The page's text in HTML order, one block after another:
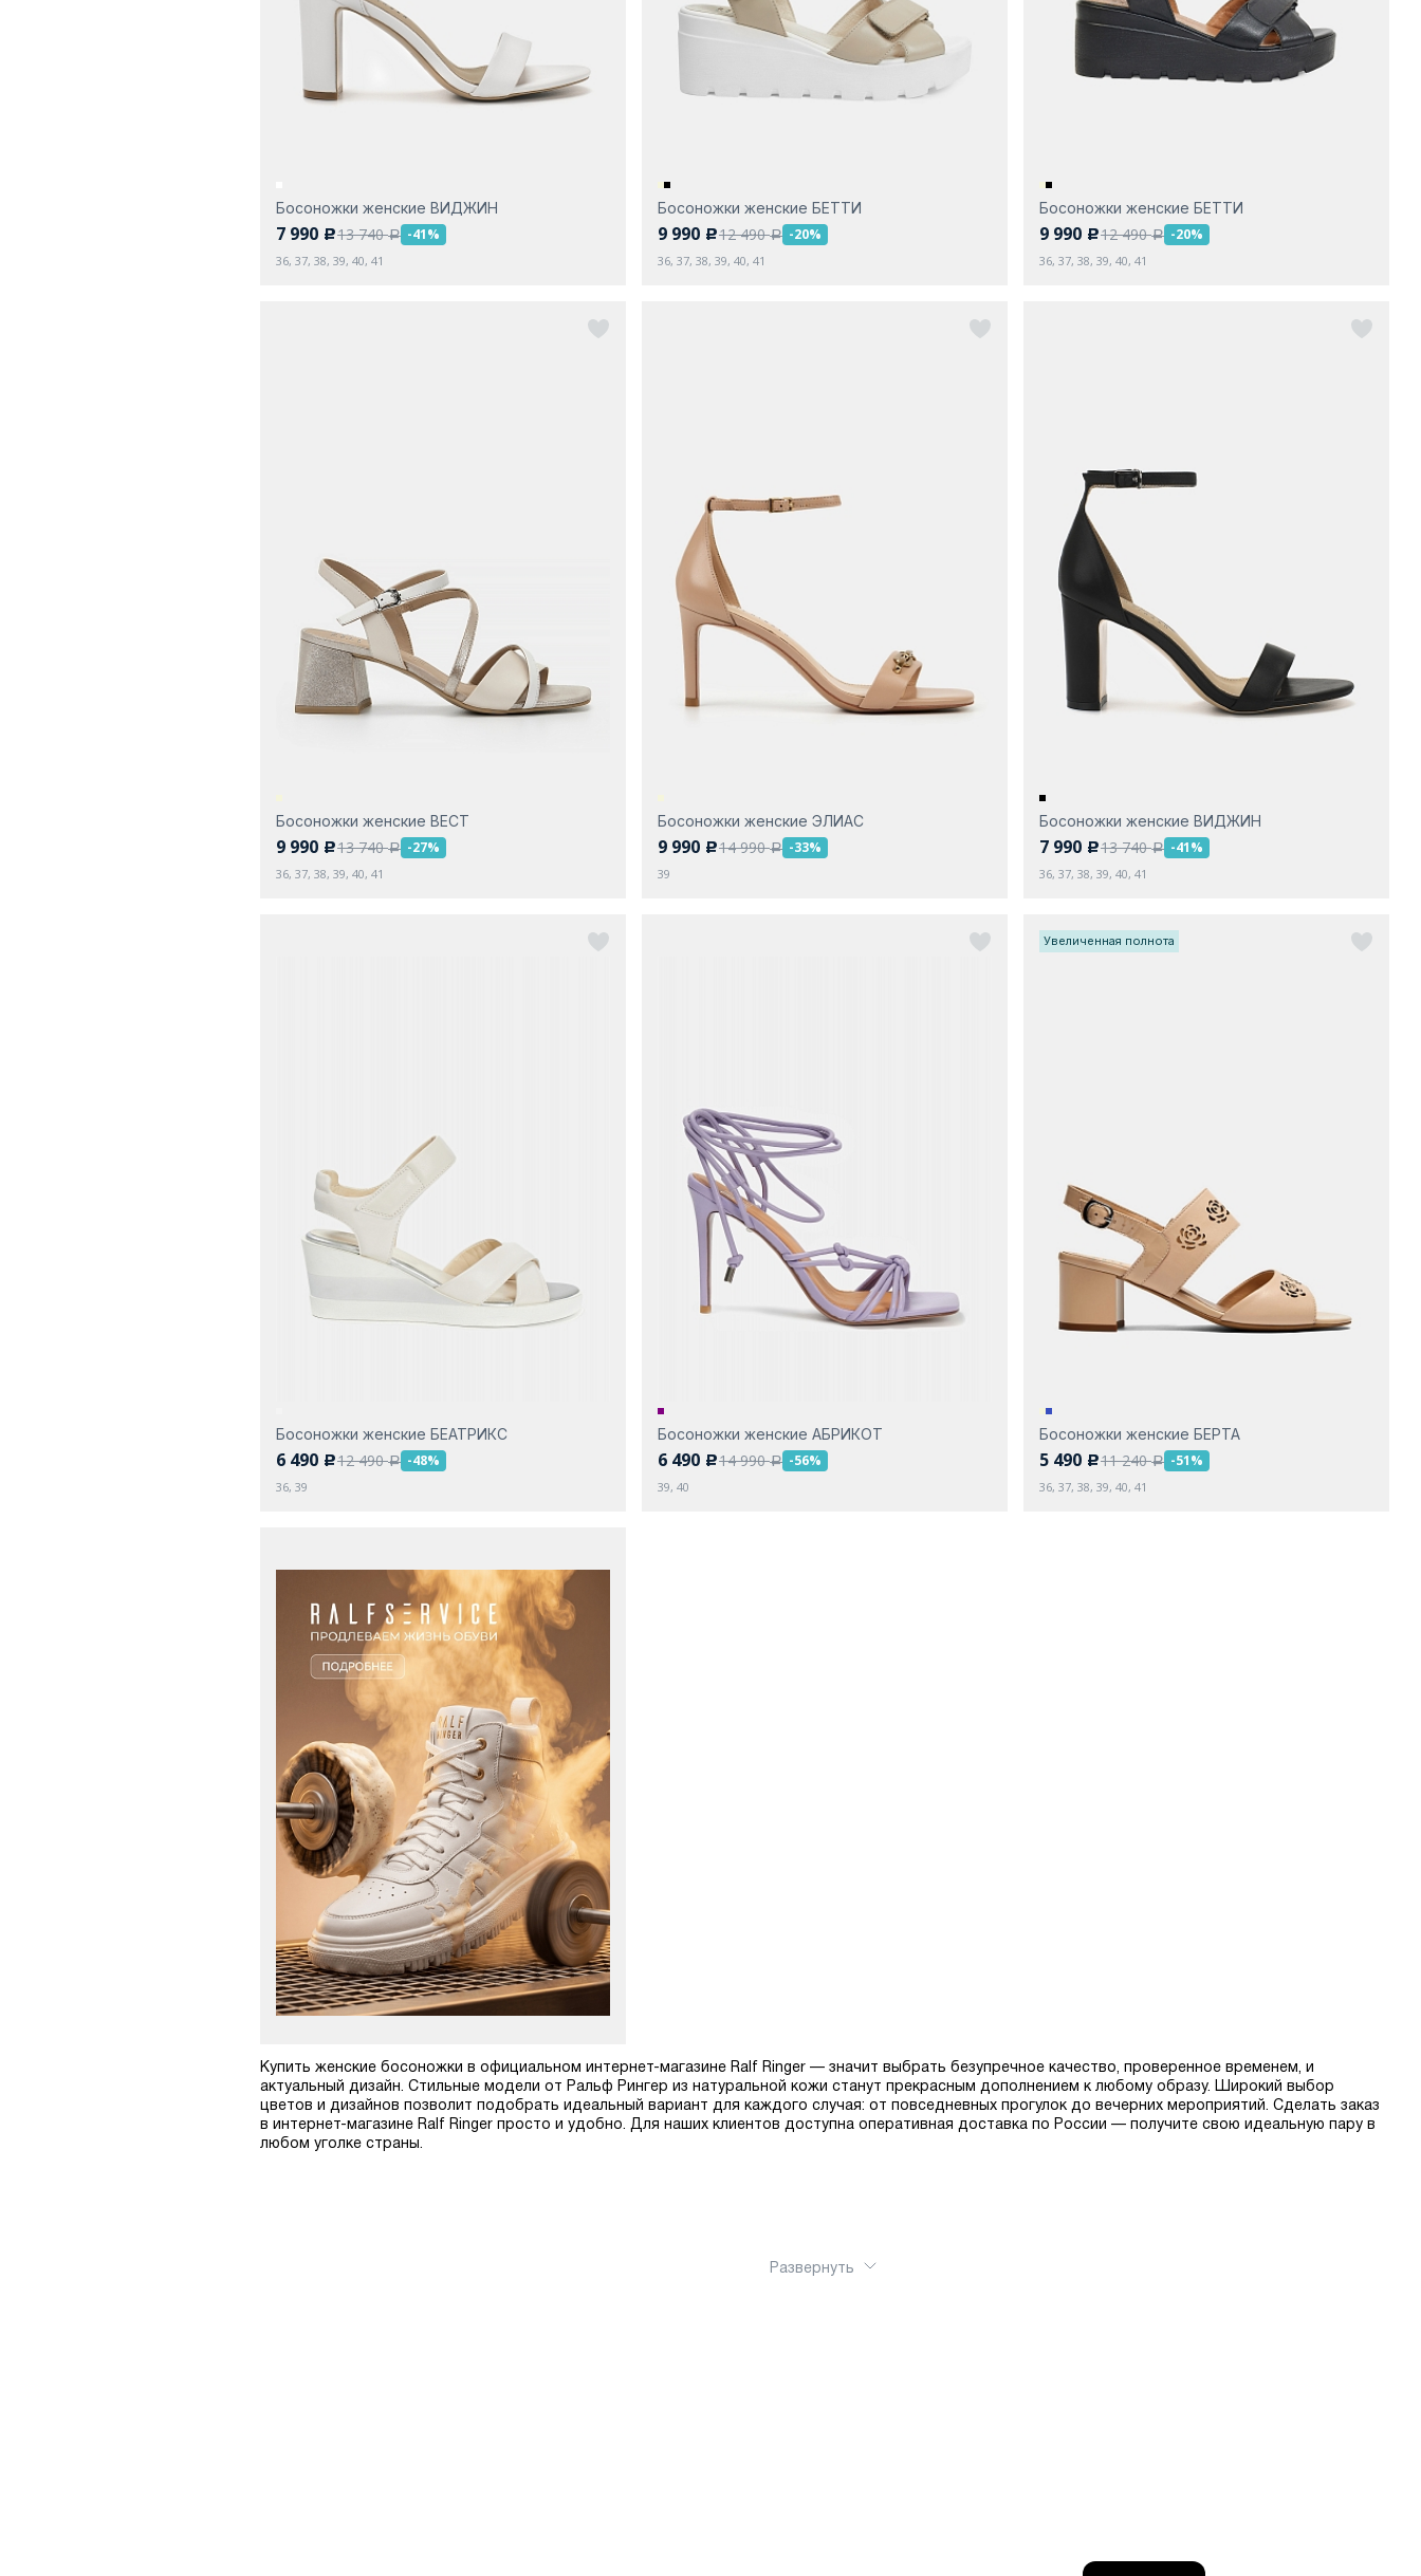
Босоножки женские ВИДЖИН
7 990 c13 740a -41%
36, 37, 38, 39, 40, 41
Босоножки женские БЕТТИ
9 990 c12 490a -20%
36, 37, 38, 39, 40, 41
Босоножки женские БЕТТИ
9 990 c12 490a -20%
36, 37, 38, 39, 40, 41
Босоножки женские ВЕСТ
9 990 c13 740a -27%
36, 37, 38, 39, 40, 41
Босоножки женские ЭЛИАС
9 990 c14 990a -33%
39
Босоножки женские ВИДЖИН
7 990 c13 740a -41%
36, 37, 38, 39, 40, 41
Босоножки женские БЕАТРИКС
6 490 c12 490a -48%
36, 39
Босоножки женские АБРИКОТ
6 490 c14 990a -56%
39, 40
Увеличенная полнота
Босоножки женские БЕРТА
5 490 c11 240a -51%
36, 37, 38, 39, 40, 41
Купить женские босоножки в официальном интернет-магазине Ralf Ringer — значит выбрать безупречное качество, проверенное временем, и
актуальный дизайн. Стильные модели от Ральф Рингер из натуральной кожи станут прекрасным дополнением к любому образу. Широкий выбор
цветов и дизайнов позволит подобрать идеальный вариант для каждого случая: от повседневных прогулок до вечерних мероприятий. Сделать заказ
в интернет-магазине Ralf Ringer просто и удобно. Для наших клиентов доступна оперативная доставка по России — получите свою идеальную пару в
любом уголке страны.
Развернуть